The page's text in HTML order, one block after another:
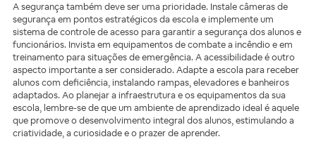
A segurança também deve ser uma prioridade. Instale câmeras de
segurança em pontos estratégicos da escola e implemente um
sistema de controle de acesso para garantir a segurança dos alunos e
funcionários. Invista em equipamentos de combate a incêndio e em
treinamento para situações de emergência. A acessibilidade é outro
aspecto importante a ser considerado. Adapte a escola para receber
alunos com deficiência, instalando rampas, elevadores e banheiros
adaptados. Ao planejar a infraestrutura e os equipamentos da sua
escola, lembre-se de que um ambiente de aprendizado ideal é aquele
que promove o desenvolvimento integral dos alunos, estimulando a
criatividade, a curiosidade e o prazer de aprender.